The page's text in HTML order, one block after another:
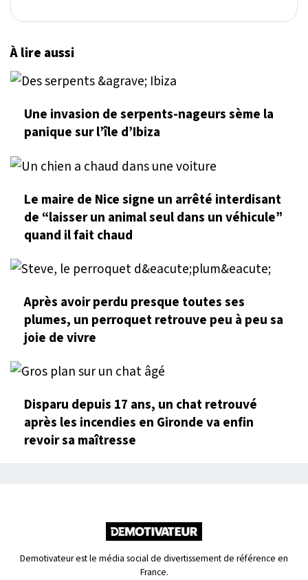
À lire aussi
Une invasion de serpents-nageurs sème la
panique sur l’île d’Ibiza
Le maire de Nice signe un arrêté interdisant
de “laisser un animal seul dans un véhicule”
quand il fait chaud
Après avoir perdu presque toutes ses
plumes, un perroquet retrouve peu à peu sa
joie de vivre
Disparu depuis 17 ans, un chat retrouvé
après les incendies en Gironde va enfin
revoir sa maîtresse
Demotivateur est le média social de divertissement de référence en
France.